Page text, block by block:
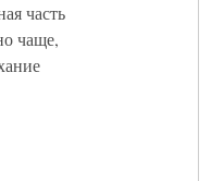
часть
чаще,